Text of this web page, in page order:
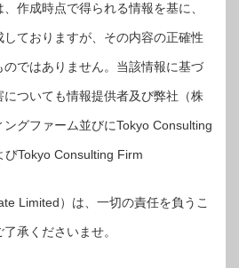
作成時点で得られる情報を基に、
ておりますが、その内容の正確性
ではありません。当該情報に基づ
ついても情報提供者及び弊社（株
グファーム並びにTokyo Consulting
Tokyo Consulting Firm
Limited）は、一切の責任を負うこ
承くださいませ。